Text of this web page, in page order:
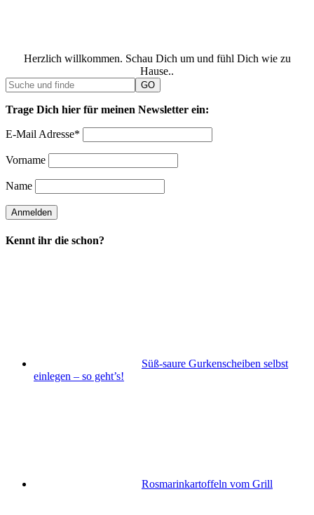
Herzlich willkommen. Schau Dich um und fühl Dich wie zu
Hause..
Trage Dich hier für meinen Newsletter ein:
E-Mail Adresse*
Vorname
Name
Kennt ihr die schon?
Süß-saure Gurkenscheiben selbst
einlegen – so geht’s!
Rosmarinkartoffeln vom Grill